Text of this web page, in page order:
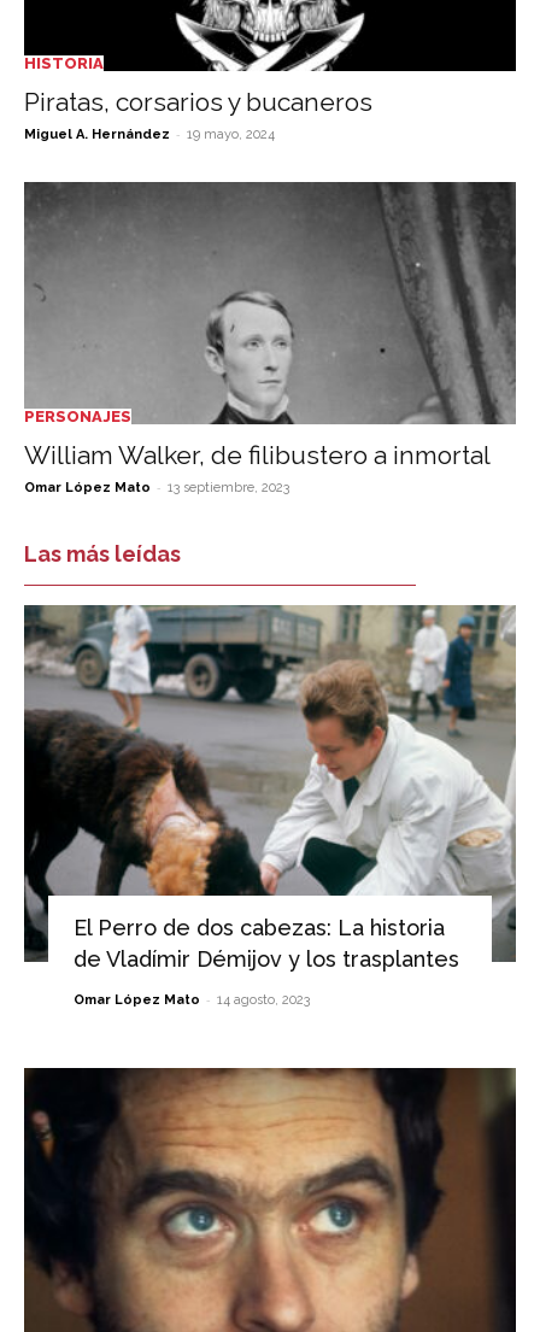
HISTORIA
Piratas, corsarios y bucaneros
Miguel A. Hernández - 19 mayo, 2024
PERSONAJES
William Walker, de filibustero a inmortal
Omar López Mato - 13 septiembre, 2023
Las más leídas
El Perro de dos cabezas: La historia
de Vladímir Démijov y los trasplantes
Omar López Mato - 14 agosto, 2023